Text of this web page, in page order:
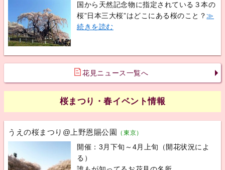
国から天然記念物に指定されている３本の
桜”日本三大桜”はどこにある桜のこと？≫
続きを読む
花見ニュース一覧へ
桜まつり・春イベント情報
うえの桜まつり@上野恩賜公園 （東京）
開催：3月下旬～4月上旬（開花状況によ
る）